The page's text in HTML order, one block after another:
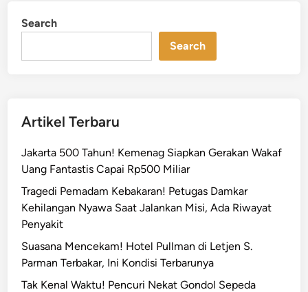
Search
Search
Artikel Terbaru
Jakarta 500 Tahun! Kemenag Siapkan Gerakan Wakaf
Uang Fantastis Capai Rp500 Miliar
Tragedi Pemadam Kebakaran! Petugas Damkar
Kehilangan Nyawa Saat Jalankan Misi, Ada Riwayat
Penyakit
Suasana Mencekam! Hotel Pullman di Letjen S.
Parman Terbakar, Ini Kondisi Terbarunya
Tak Kenal Waktu! Pencuri Nekat Gondol Sepeda